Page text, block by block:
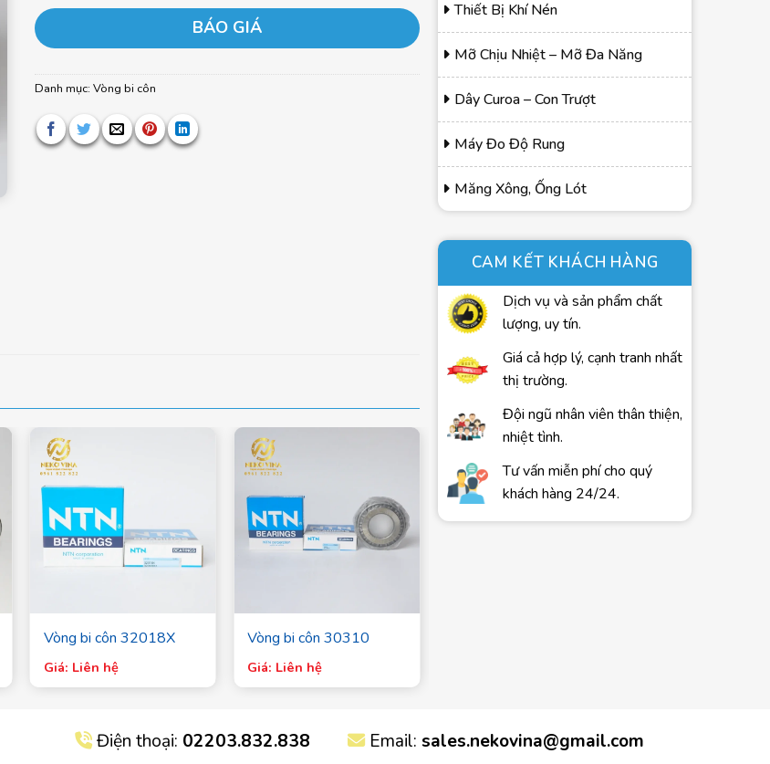
Thiết Bị Khí Nén
Mỡ Chịu Nhiệt – Mỡ Đa Năng
Dây Curoa – Con Trượt
Máy Đo Độ Rung
Măng Xông, Ống Lót
CAM KẾT KHÁCH HÀNG
Dịch vụ và sản phẩm chất
lượng, uy tín.
Giá cả hợp lý, cạnh tranh nhất
thị trường.
Đội ngũ nhân viên thân thiện,
nhiệt tình.
Tư vấn miễn phí cho quý
khách hàng 24/24.
BÁO GIÁ
Danh mục: Vòng bi côn
Vòng bi côn 32018X
Giá: Liên hệ
Vòng bi côn 30310
Giá: Liên hệ
Điện thoại: 02203.832.838 Email: sales.nekovina@gmail.com